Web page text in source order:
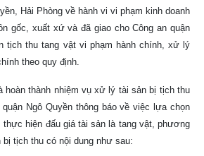
Hải Phòng về hành vi vi phạm kinh doanh
gốc, xuất xứ và đã giao cho Công an quận
tịch thu tang vật vi phạm hành chính, xử lý
theo quy định.
thành nhiệm vụ xử lý tài sản bị tịch thu
Ngô Quyền thông báo về việc lựa chọn
hiện đấu giá tài sản là tang vật, phương
tịch thu có nội dung như sau: